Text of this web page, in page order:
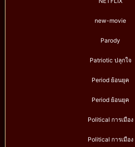
new-movie
Parody
Patriotic ปลุกใจ
Period ย้อนยุค
Period ย้อนยุค
Political การเมือง
Political การเมือง